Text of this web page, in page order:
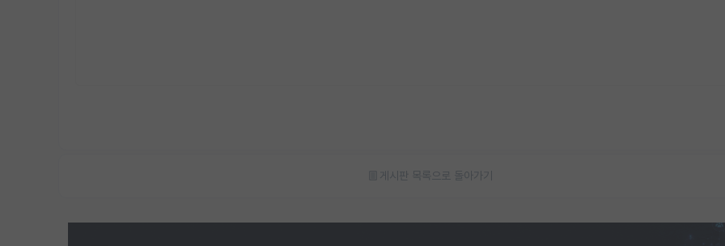
게시판 목록으로 돌아가기